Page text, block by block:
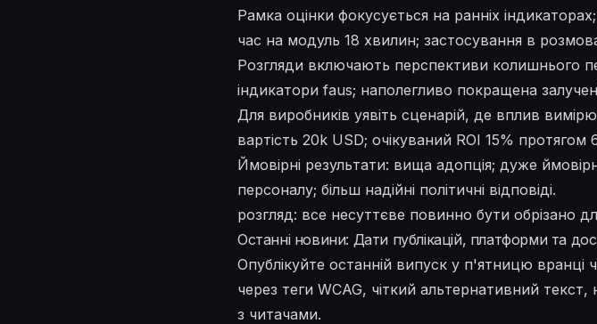
Рамка оцінки фокусується на ранніх
час на модуль 18 хвилин; застосування в
Розгляди включають перспективи колишнього
індикатори faus; наполегливо покращена
Для виробників уявіть сценарій, де вплив
вартість 20k USD; очікуваний ROI 15% протягом
Ймовірні результати: вища адопція; дуже
персоналу; більш надійні політичні відповіді.
розгляд: все несуттєве повинно бути обрізано
Останні новини: Дати публікацій, платформи та
Опублікуйте останній випуск у п'ятницю вранці
через теги WCAG, чіткий альтернативний
з читачами.